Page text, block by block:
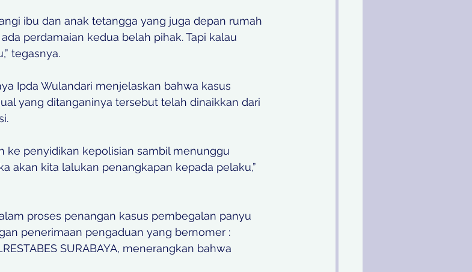
ibu dan anak tetangga yang juga depan rumah
perdamaian kedua belah pihak. Tapi kalau
tegasnya.
Ipda Wulandari menjelaskan bahwa kasus
yang ditanganinya tersebut telah dinaikkan dari
ke penyidikan kepolisian sambil menunggu
akan kita lalukan penangkapan kepada pelaku,”
proses penangan kasus pembegalan panyu
penerimaan pengaduan yang bernomer :
SURABAYA, menerangkan bahwa